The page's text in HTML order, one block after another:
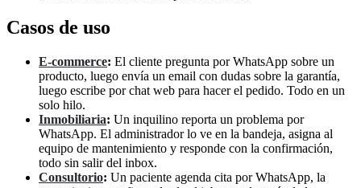
Casos de uso
E-commerce: El cliente pregunta por WhatsApp sobre un
producto, luego envía un email con dudas sobre la garantía,
luego escribe por chat web para hacer el pedido. Todo en un
solo hilo.
Inmobiliaria: Un inquilino reporta un problema por
WhatsApp. El administrador lo ve en la bandeja, asigna al
equipo de mantenimiento y responde con la confirmación,
todo sin salir del inbox.
Consultorio: Un paciente agenda cita por WhatsApp, la